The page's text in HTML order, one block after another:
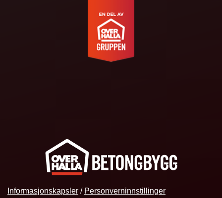
Informasjonskapsler / Personverninnstillinger